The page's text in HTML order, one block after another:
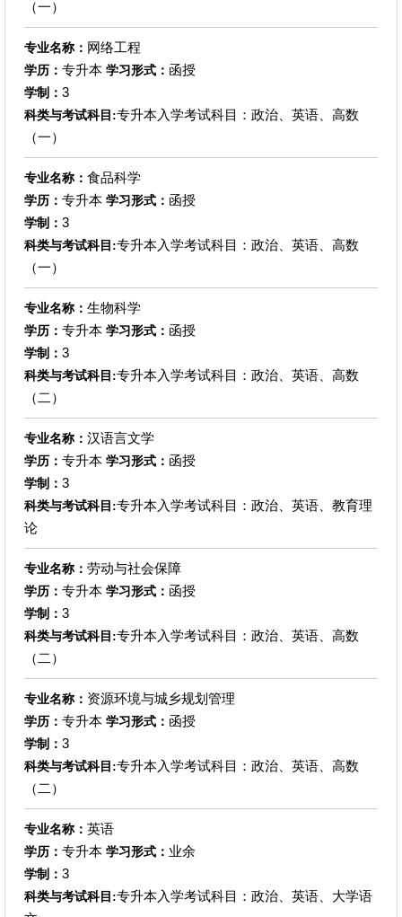
（一）
专业名称： 网络工程
学历： 专升本 学习形式： 函授
学制： 3
科类与考试科目:专升本入学考试科目：政治、英语、高数
（一）
专业名称： 食品科学
学历： 专升本 学习形式： 函授
学制： 3
科类与考试科目:专升本入学考试科目：政治、英语、高数
（一）
专业名称： 生物科学
学历： 专升本 学习形式： 函授
学制： 3
科类与考试科目:专升本入学考试科目：政治、英语、高数
（二）
专业名称： 汉语言文学
学历： 专升本 学习形式： 函授
学制： 3
科类与考试科目:专升本入学考试科目：政治、英语、教育理
论
专业名称： 劳动与社会保障
学历： 专升本 学习形式： 函授
学制： 3
科类与考试科目:专升本入学考试科目：政治、英语、高数
（二）
专业名称： 资源环境与城乡规划管理
学历： 专升本 学习形式： 函授
学制： 3
科类与考试科目:专升本入学考试科目：政治、英语、高数
（二）
专业名称： 英语
学历： 专升本 学习形式： 业余
学制： 3
科类与考试科目:专升本入学考试科目：政治、英语、大学语